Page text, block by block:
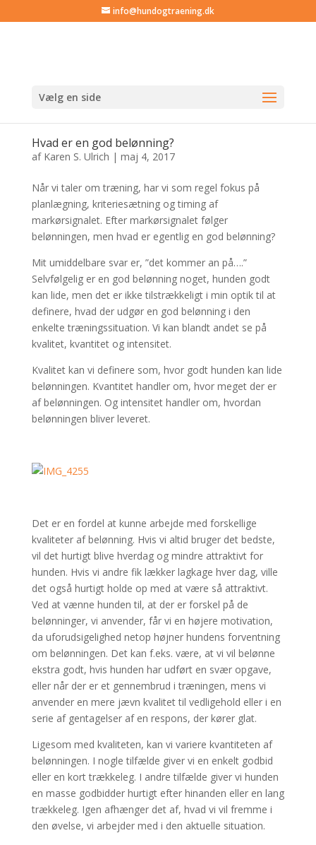
info@hundogtraening.dk
Vælg en side
Hvad er en god belønning?
af Karen S. Ulrich | maj 4, 2017
Når vi taler om træning, har vi som regel fokus på
planlægning, kriteriesætning og timing af
markørsignalet. Efter markørsignalet følger
belønningen, men hvad er egentlig en god belønning?
Mit umiddelbare svar er, ”det kommer an på….”
Selvfølgelig er en god belønning noget, hunden godt
kan lide, men det er ikke tilstrækkeligt i min optik til at
definere, hvad der udgør en god belønning i den
enkelte træningssituation. Vi kan blandt andet se på
kvalitet, kvantitet og intensitet.
Kvalitet kan vi definere som, hvor godt hunden kan lide
belønningen. Kvantitet handler om, hvor meget der er
af belønningen. Og intensitet handler om, hvordan
belønningen bliver leveret.
Det er en fordel at kunne arbejde med forskellige
kvaliteter af belønning. Hvis vi altid bruger det bedste,
vil det hurtigt blive hverdag og mindre attraktivt for
hunden. Hvis vi andre fik lækker lagkage hver dag, ville
det også hurtigt holde op med at være så attraktivt.
Ved at vænne hunden til, at der er forskel på de
belønninger, vi anvender, får vi en højere motivation,
da uforudsigelighed netop højner hundens forventning
om belønningen. Det kan f.eks. være, at vi vil belønne
ekstra godt, hvis hunden har udført en svær opgave,
eller når der er et gennembrud i træningen, mens vi
anvender en mere jævn kvalitet til vedligehold eller i en
serie af gentagelser af en respons, der kører glat.
Ligesom med kvaliteten, kan vi variere kvantiteten af
belønningen. I nogle tilfælde giver vi en enkelt godbid
eller en kort trækkeleg. I andre tilfælde giver vi hunden
en masse godbidder hurtigt efter hinanden eller en lang
trækkeleg. Igen afhænger det af, hvad vi vil fremme i
den øvelse, vi arbejder med i den aktuelle situation.